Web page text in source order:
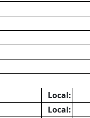
Local:
Local: